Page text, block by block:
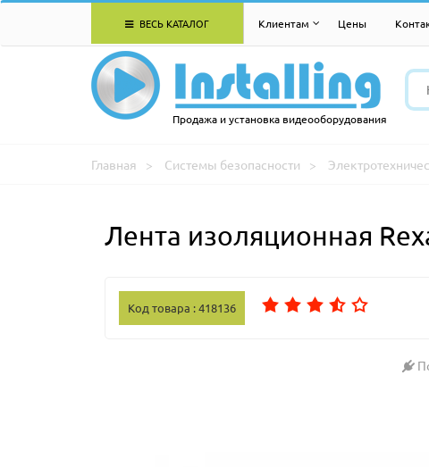
ВЕСЬ КАТАЛОГ Клиентам Цены
Продажа и установка видеооборудования
Главная Системы безопасности
Лента изоляционная
Код товара : 418136